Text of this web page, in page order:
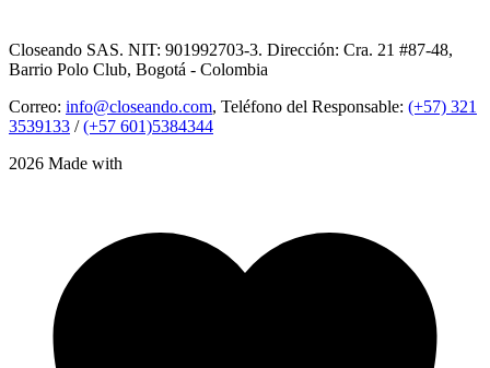
Closeando SAS. NIT: 901992703-3. Dirección: Cra. 21 #87-48,
Barrio Polo Club, Bogotá - Colombia
Correo: info@closeando.com, Teléfono del Responsable: (+57) 321
3539133 /(+57 601)5384344
2026 Made with